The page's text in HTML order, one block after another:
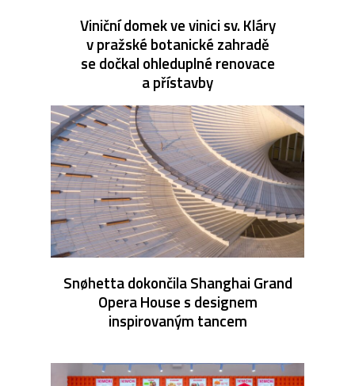
Viniční domek ve vinici sv. Kláry
v pražské botanické zahradě
se dočkal ohleduplné renovace
a přístavby
Snøhetta dokončila Shanghai Grand
Opera House s designem
inspirovaným tancem